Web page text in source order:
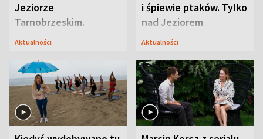
Jeziorze
Tarnobrzeskim.
Przyrodnicy zwracają
Aktualności
i śpiewie ptaków. Tylko
nad Jeziorem
Tarnobrzeskim
Aktualności